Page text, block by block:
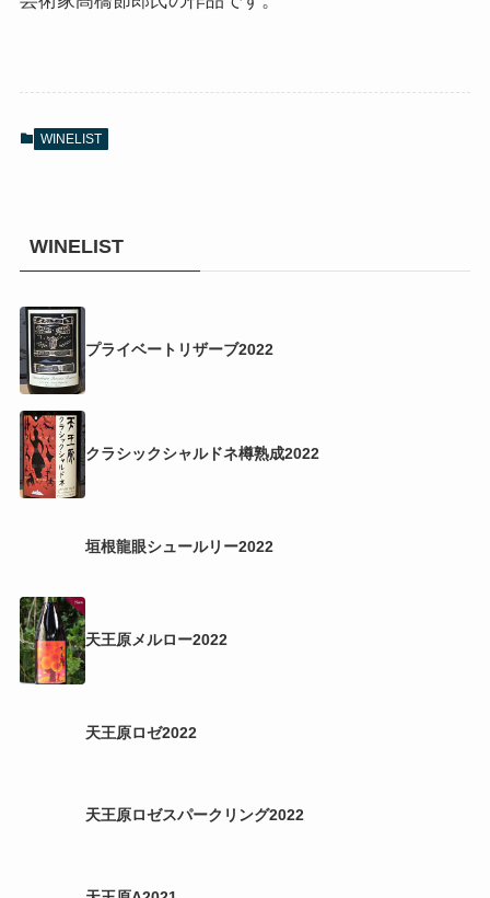
WINELIST
WINELIST
プライベートリザーブ2022
クラシックシャルドネ樽熟成2022
垣根龍眼シュールリー2022
天王原メルロー2022
天王原ロゼ2022
天王原ロゼスパークリング2022